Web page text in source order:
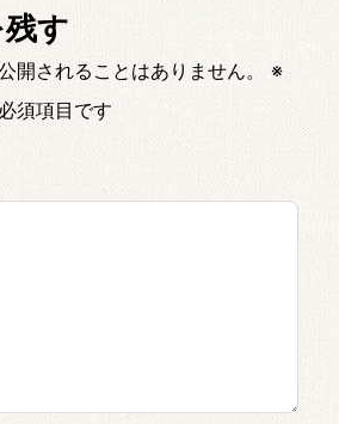
す
開されることはありません。
※
須項目です